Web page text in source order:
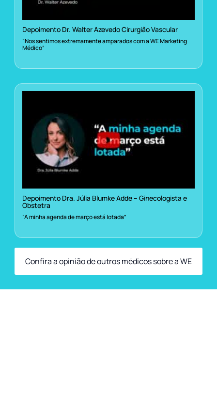
Depoimento Dr. Walter Azevedo Cirurgião Vascular
“Nos sentimos extremamente amparados com a WE Marketing
Médico”
Depoimento Dra. Júlia Blumke Adde – Ginecologista e
Obstetra
“A minha agenda de março está lotada”
Confira a opinião de outros médicos sobre a WE